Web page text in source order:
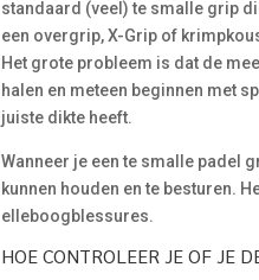
standaard (veel) te smalle grip
een overgrip, X-Grip of
Het grote probleem is dat de
halen en meteen beginnen met
juiste dikte heeft.
Wanneer je een te smalle padel
kunnen houden en te besturen.
elleboogblessures.
HOE CONTROLEER JE OF JE